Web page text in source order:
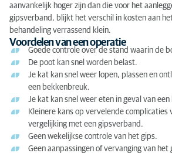
aanvankelijk hoger zijn dan die voor het
gipsverband, blijkt het verschil in kosten aan
behandeling verrassend klein.
Voordelen van een operatie
Goede controle over de stand waarin de
De poot kan snel worden belast.
Je kat kan snel weer lopen, plassen en
een bekkenbreuk.
Je kat kan snel weer eten in geval van
Kleinere kans op vervelende complicaties
vergelijking met een gipsverband.
Geen wekelijkse controle van het gips.
Geen aanpassingen of vervanging van het